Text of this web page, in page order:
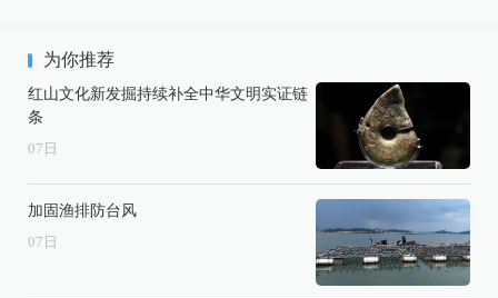
为你推荐
红山文化新发掘持续补全中华文明实证链
条
07 日
加固渔排防台风
07 日